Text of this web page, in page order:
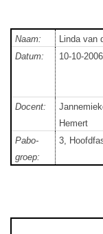
Naam: Linda van
Datum:
10-10-2006
Docent:
Hemert
Pabo-
groep:
3,